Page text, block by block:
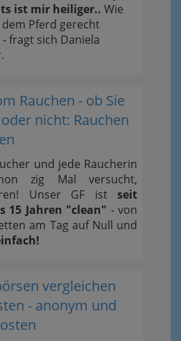
ist mir heiliger.. Wie
Pferd gerecht
fragt sich Daniela
Rauchen - ob Sie
nicht: Rauchen
und jede Raucherin
zig Mal versucht,
Unser GF ist seit
15 Jahren "clean" - von
am Tag auf Null und
vergleichen
- anonym und